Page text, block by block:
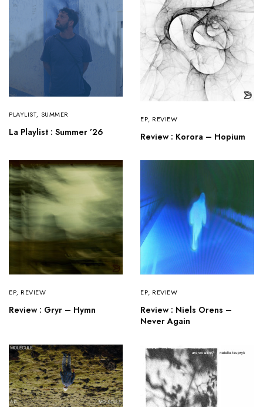
PLAYLIST, SUMMER
La Playlist : Summer ’26
EP, REVIEW
Review : Korora – Hopium
EP, REVIEW
Review : Gryr – Hymn
EP, REVIEW
Review : Niels Orens –
Never Again